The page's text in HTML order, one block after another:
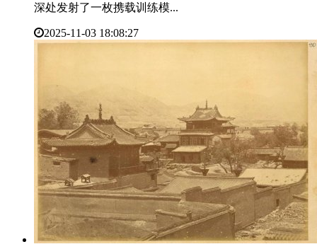
深处发射了一枚携载训练模...
2025-11-03 18:08:27